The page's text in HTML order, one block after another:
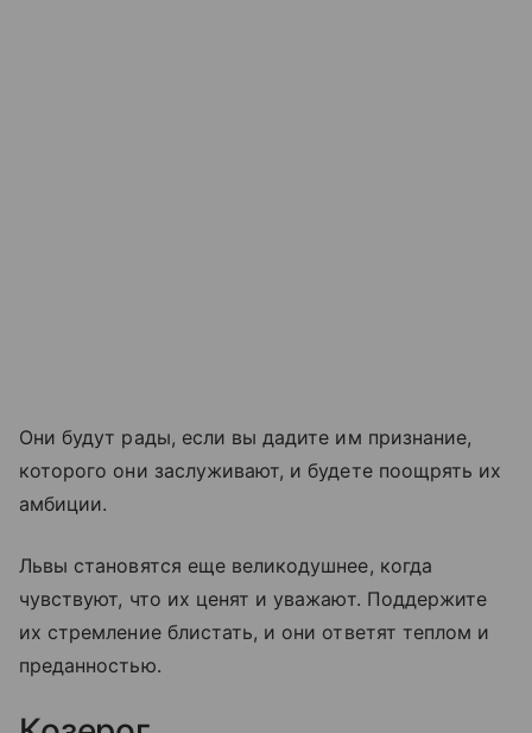
Они будут рады, если вы дадите им признание,
которого они заслуживают, и будете поощрять их
амбиции.
Львы становятся еще великодушнее, когда
чувствуют, что их ценят и уважают. Поддержите
их стремление блистать, и они ответят теплом и
преданностью.